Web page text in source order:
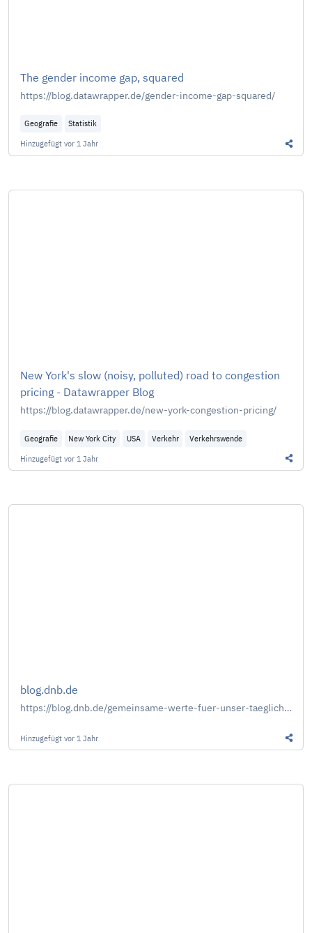
The gender income gap, squared
https://blog.datawrapper.de/gender-income-gap-squared/
Geografie
Statistik
Hinzugefügt vor 1 Jahr
New York's slow (noisy, polluted) road to congestion
pricing - Datawrapper Blog
https://blog.datawrapper.de/new-york-congestion-pricing/
Geografie New York City USA Verkehr
Verkehrswende
Hinzugefügt vor 1 Jahr
blog.dnb.de
https://blog.dnb.de/gemeinsame-werte-fuer-unser-taegliches-handeln-und-planen/
Hinzugefügt vor 1 Jahr